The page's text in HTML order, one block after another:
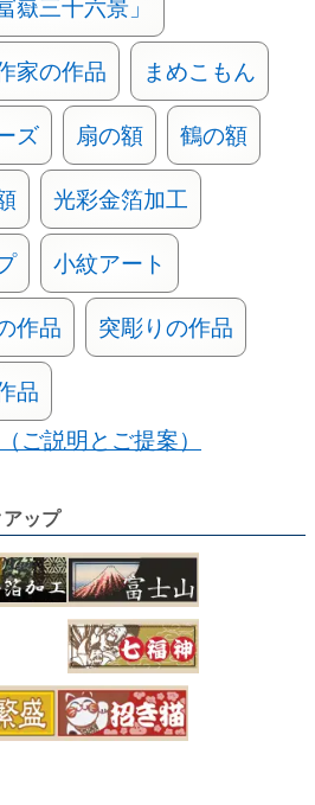
嶽三十六景」
家の作品 まめこもん
ズ 扇の額 鶴の額
光彩金箔加工
小紋アート
作品 突彫りの作品
品
ご説明とご提案）
ップ